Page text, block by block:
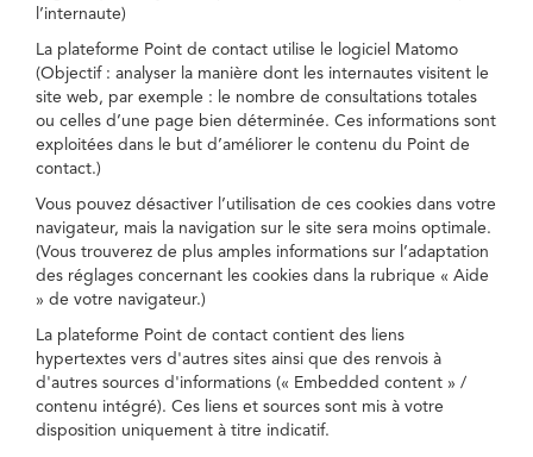
l’internaute)
La plateforme Point de contact utilise le logiciel Matomo
(Objectif : analyser la manière dont les internautes visitent le
site web, par exemple : le nombre de consultations totales
ou celles d’une page bien déterminée. Ces informations sont
exploitées dans le but d’améliorer le contenu du Point de
contact.)
Vous pouvez désactiver l’utilisation de ces cookies dans votre
navigateur, mais la navigation sur le site sera moins optimale.
(Vous trouverez de plus amples informations sur l’adaptation
des réglages concernant les cookies dans la rubrique « Aide
» de votre navigateur.)
La plateforme Point de contact contient des liens
hypertextes vers d'autres sites ainsi que des renvois à
d'autres sources d'informations (« Embedded content » /
contenu intégré). Ces liens et sources sont mis à votre
disposition uniquement à titre indicatif.